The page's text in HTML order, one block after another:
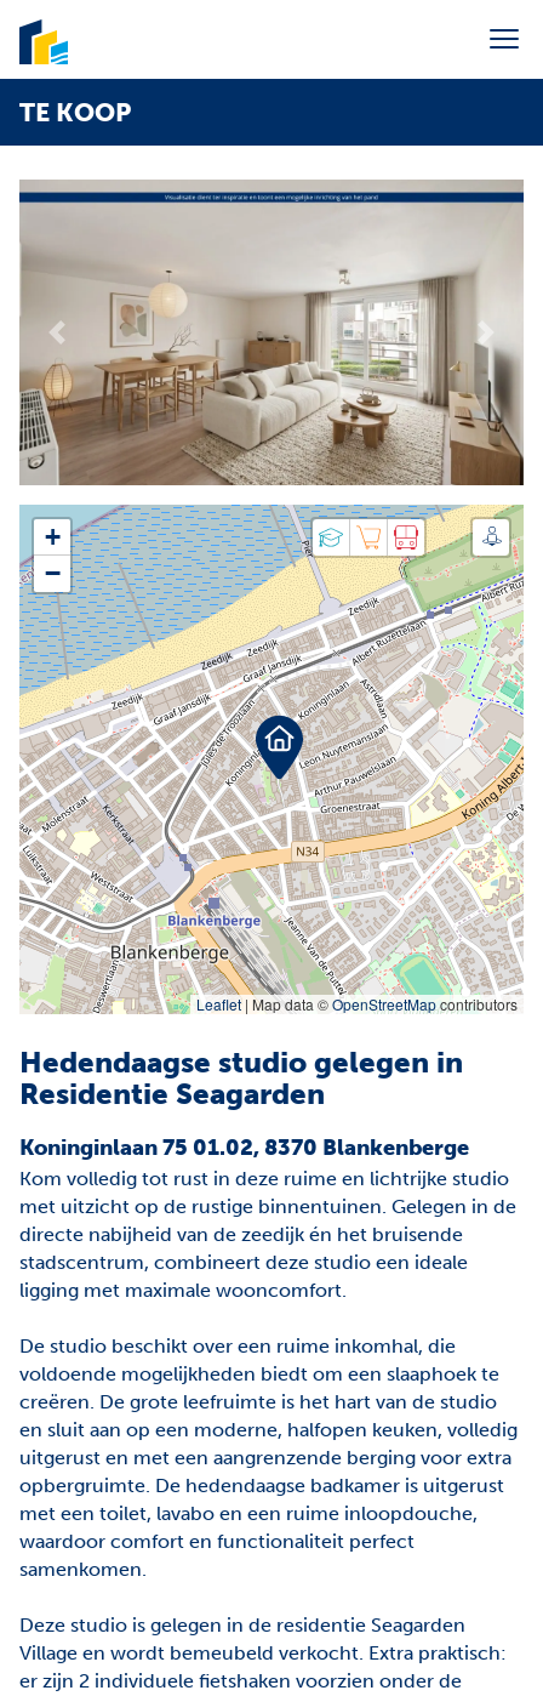
Portaal syndic
E-mail ons info@agenceverburgh.be
Bel ons+32 50 41 38 85
Facebook
Instagram
Jobs
Waardebepaling
Verkoop
Vakantieverhuur
Syndic
Over ons
Contact
TE KOOP
Previous Next
+
−
Leaflet | Map data ©OpenStreetMapcontributors
Hedendaagse studio gelegen in
Residentie Seagarden
Koninginlaan 75 01.02, 8370 Blankenberge
Kom volledig tot rust in deze ruime en lichtrijke studio
met uitzicht op de rustige binnentuinen. Gelegen in de
directe nabijheid van de zeedijk én het bruisende
stadscentrum, combineert deze studio een ideale
ligging met maximale wooncomfort.
De studio beschikt over een ruime inkomhal, die
voldoende mogelijkheden biedt om een slaaphoek te
creëren. De grote leefruimte is het hart van de studio
en sluit aan op een moderne, halfopen keuken, volledig
uitgerust en met een aangrenzende berging voor extra
opbergruimte. De hedendaagse badkamer is uitgerust
met een toilet, lavabo en een ruime inloopdouche,
waardoor comfort en functionaliteit perfect
samenkomen.
Deze studio is gelegen in de residentie Seagarden
Village en wordt bemeubeld verkocht. Extra praktisch:
er zijn 2 individuele fietshaken voorzien onder de